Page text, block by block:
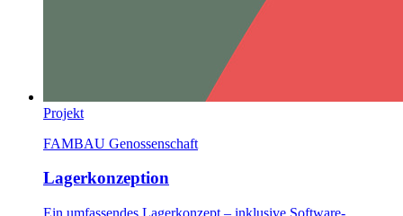
Projekt
FAMBAU Genossenschaft
Lagerkonzeption
Ein umfassendes Lagerkonzept – inklusive Software-